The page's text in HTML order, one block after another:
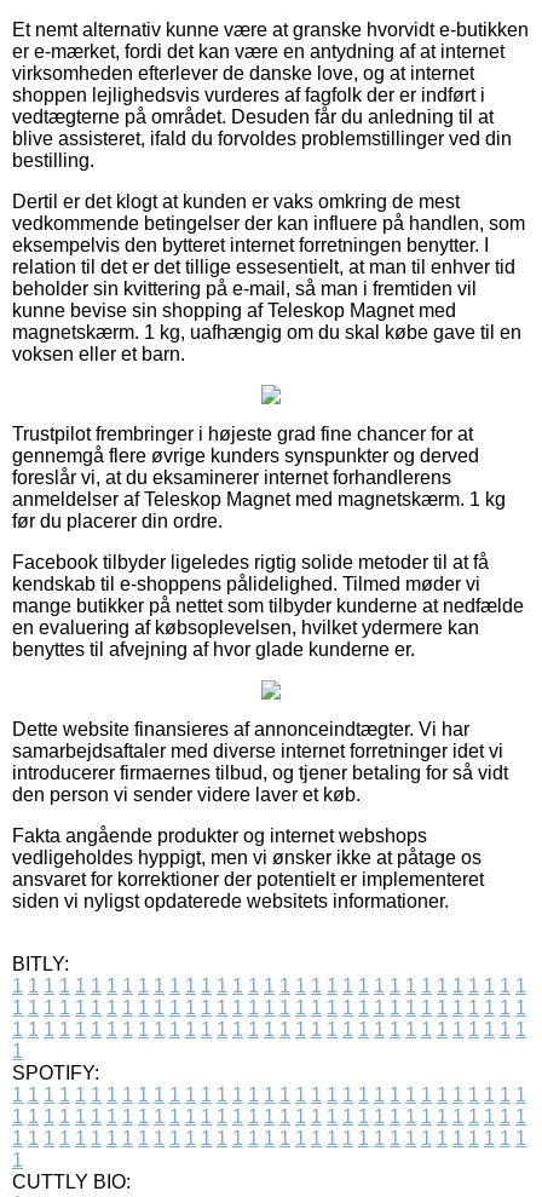
Et nemt alternativ kunne være at granske hvorvidt e-butikken
er e-mærket, fordi det kan være en antydning af at internet
virksomheden efterlever de danske love, og at internet
shoppen lejlighedsvis vurderes af fagfolk der er indført i
vedtægterne på området. Desuden får du anledning til at
blive assisteret, ifald du forvoldes problemstillinger ved din
bestilling.
Dertil er det klogt at kunden er vaks omkring de mest
vedkommende betingelser der kan influere på handlen, som
eksempelvis den bytteret internet forretningen benytter. I
relation til det er det tillige essesentielt, at man til enhver tid
beholder sin kvittering på e-mail, så man i fremtiden vil
kunne bevise sin shopping af Teleskop Magnet med
magnetskærm. 1 kg, uafhængig om du skal købe gave til en
voksen eller et barn.
Trustpilot frembringer i højeste grad fine chancer for at
gennemgå flere øvrige kunders synspunkter og derved
foreslår vi, at du eksaminerer internet forhandlerens
anmeldelser af Teleskop Magnet med magnetskærm. 1 kg
før du placerer din ordre.
Facebook tilbyder ligeledes rigtig solide metoder til at få
kendskab til e-shoppens pålidelighed. Tilmed møder vi
mange butikker på nettet som tilbyder kunderne at nedfælde
en evaluering af købsoplevelsen, hvilket ydermere kan
benyttes til afvejning af hvor glade kunderne er.
Dette website finansieres af annonceindtægter. Vi har
samarbejdsaftaler med diverse internet forretninger idet vi
introducerer firmaernes tilbud, og tjener betaling for så vidt
den person vi sender videre laver et køb.
Fakta angående produkter og internet webshops
vedligeholdes hyppigt, men vi ønsker ikke at påtage os
ansvaret for korrektioner der potentielt er implementeret
siden vi nyligst opdaterede websitets informationer.
BITLY:
1 1 1 1 1 1 1 1 1 1 1 1 1 1 1 1 1 1 1 1 1 1 1 1 1 1 1 1 1 1 1 1 1
1 1 1 1 1 1 1 1 1 1 1 1 1 1 1 1 1 1 1 1 1 1 1 1 1 1 1 1 1 1 1 1 1
1 1 1 1 1 1 1 1 1 1 1 1 1 1 1 1 1 1 1 1 1 1 1 1 1 1 1 1 1 1 1 1 1
1
SPOTIFY:
1 1 1 1 1 1 1 1 1 1 1 1 1 1 1 1 1 1 1 1 1 1 1 1 1 1 1 1 1 1 1 1 1
1 1 1 1 1 1 1 1 1 1 1 1 1 1 1 1 1 1 1 1 1 1 1 1 1 1 1 1 1 1 1 1 1
1 1 1 1 1 1 1 1 1 1 1 1 1 1 1 1 1 1 1 1 1 1 1 1 1 1 1 1 1 1 1 1 1
1
CUTTLY BIO: